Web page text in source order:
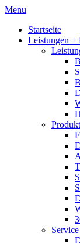
Menu
Startseite
Leistungen +
Service